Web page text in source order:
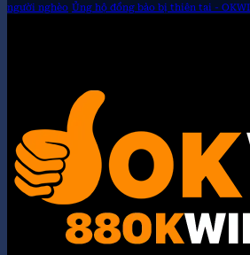
người nghèo Ủng hộ đồng bào bị thiên tai -